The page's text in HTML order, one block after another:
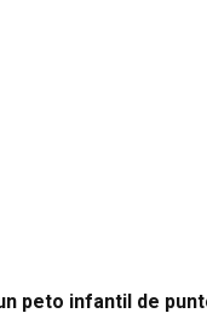
peto infantil de